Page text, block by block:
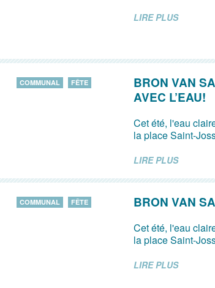
LIRE PLUS
COMMUNAL FÊTE
BRON VAN
AVEC L’EAU!
Cet été, l'eau
la place Saint-
LIRE PLUS
COMMUNAL FÊTE BRON VAN
Cet été, l'eau
la place Saint-
LIRE PLUS